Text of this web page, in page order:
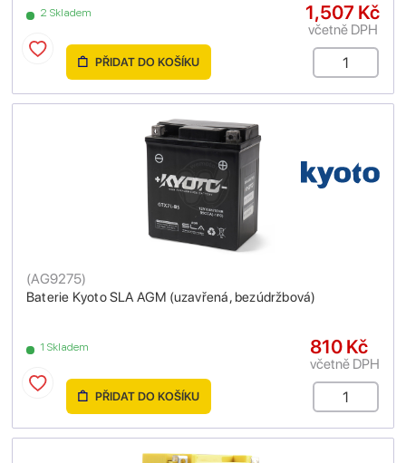
2 Skladem 1,507 Kč
včetně DPH
PŘIDAT DO KOŠÍKU
Baterie Kyoto SLA AGM (uzavřená, bezúdržbová)
(AG9275)
1 Skladem 810 Kč
včetně DPH
PŘIDAT DO KOŠÍKU